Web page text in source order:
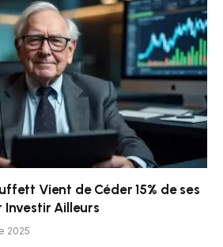
Vient de Céder 15% de ses
Investir Ailleurs
2025